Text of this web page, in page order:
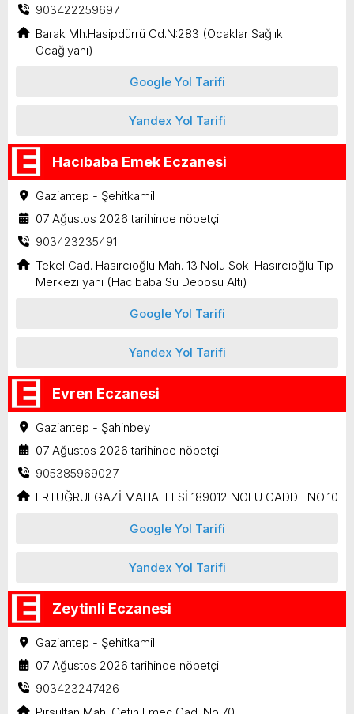
903422259697
Barak Mh.Hasipdürrü Cd.N:283 (Ocaklar Sağlık
Ocağıyanı)
Google Yol Tarifi
Yandex Yol Tarifi
Hacıbaba Emek Eczanesi
Gaziantep - Şehitkamil
07 Ağustos 2026 tarihinde nöbetçi
903423235491
Tekel Cad. Hasırcıoğlu Mah. 13 Nolu Sok. Hasırcıoğlu Tıp
Merkezi yanı (Hacıbaba Su Deposu Altı)
Google Yol Tarifi
Yandex Yol Tarifi
Evren Eczanesi
Gaziantep - Şahinbey
07 Ağustos 2026 tarihinde nöbetçi
905385969027
ERTUĞRULGAZİ MAHALLESİ 189012 NOLU CADDE NO:10
Google Yol Tarifi
Yandex Yol Tarifi
Zeytinli Eczanesi
Gaziantep - Şehitkamil
07 Ağustos 2026 tarihinde nöbetçi
903423247426